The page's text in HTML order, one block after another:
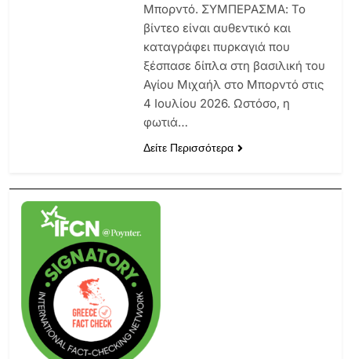
Μπορντό. ΣΥΜΠΕΡΑΣΜΑ: Το
βίντεο είναι αυθεντικό και
καταγράφει πυρκαγιά που
ξέσπασε δίπλα στη βασιλική του
Αγίου Μιχαήλ στο Μπορντό στις
4 Ιουλίου 2026. Ωστόσο, η
φωτιά…
Δείτε Περισσότερα